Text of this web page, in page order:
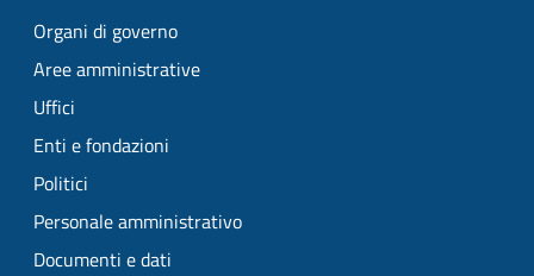
Organi di governo
Aree amministrative
Uffici
Enti e fondazioni
Politici
Personale amministrativo
Documenti e dati